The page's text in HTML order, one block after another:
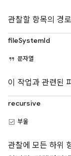
관찰할 항목의 경
fileSystemId
문자열
이 작업과 관련된
recursive
부울
관찰에 모든 하위